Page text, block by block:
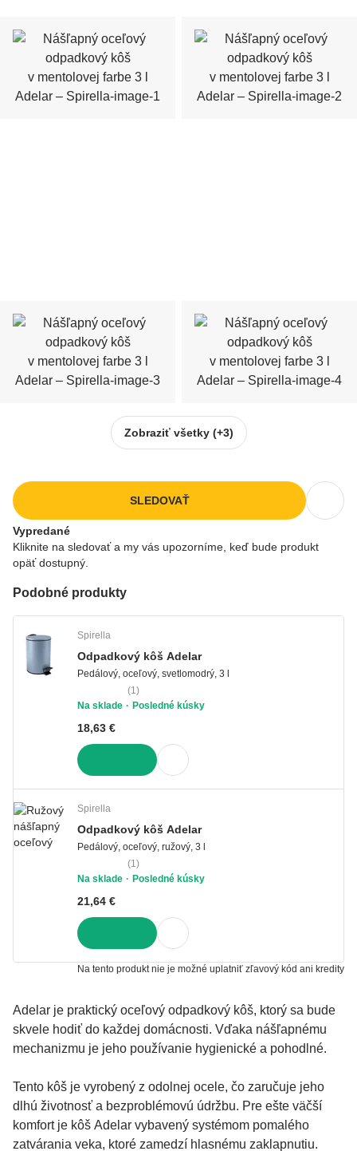
Zobraziť všetky(+3)
SLEDOVAŤ
Vypredané
Kliknite na sledovať a my vás upozorníme, keď bude produkt
opäť dostupný.
Podobné produkty
Spirella
Odpadkový kôš Adelar
Pedálový, oceľový, svetlomodrý, 3 l
(1)
Na sklade
Posledné kúsky
18,63 €
Spirella
Odpadkový kôš Adelar
Pedálový, oceľový, ružový, 3 l
(1)
Na sklade
Posledné kúsky
21,64 €
Na tento produkt nie je možné uplatniť zľavový kód ani kredity
Adelar je praktický oceľový odpadkový kôš, ktorý sa bude
skvele hodiť do každej domácnosti. Vďaka nášľapnému
mechanizmu je jeho používanie hygienické a pohodlné.
Tento kôš je vyrobený z odolnej ocele, čo zaručuje jeho
dlhú životnosť a bezproblémovú údržbu. Pre ešte väčší
komfort je kôš Adelar vybavený systémom pomalého
zatvárania veka, ktoré zamedzí hlasnému zaklapnutiu.